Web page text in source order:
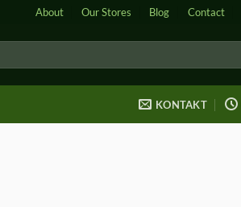
About Our Stores Blog Contact
KONTAKT